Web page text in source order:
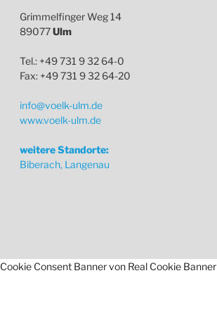
Grimmelfinger Weg 14
89077Ulm
Tel.: +49 731 9 32 64-0
Fax: +49 731 9 32 64-20
info@voelk-ulm.de
www.voelk-ulm.de
weitere Standorte:
Biberach, Langenau
Cookie Consent Banner von Real Cookie Banner